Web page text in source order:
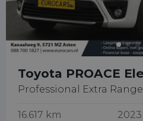
Toyota PROACE
Professional Extra
16.617 km 2023